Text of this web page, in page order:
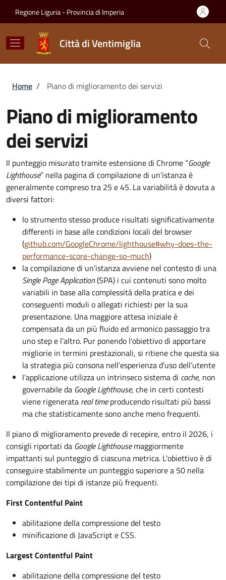
Regione Liguria - Provincia di Imperia
Città di Ventimiglia
Briciole di pane
Home / Piano di miglioramento dei servizi
Piano di miglioramento
dei servizi
Il punteggio misurato tramite estensione di Chrome “Google
Lighthouse” nella pagina di compilazione di un’istanza è
generalmente compreso tra 25 e 45. La variabilità è dovuta a
diversi fattori:
lo strumento stesso produce risultati significativamente
differenti in base alle condizioni locali del browser
(github.com/GoogleChrome/lighthouse#why-does-the-
performance-score-change-so-much)
la compilazione di un’istanza avviene nel contesto di una
Single Page Application(SPA) i cui contenuti sono molto
variabili in base alla complessità della pratica e dei
conseguenti moduli o allegati richiesti per la sua
presentazione. Una maggiore attesa iniziale è
compensata da un più fluido ed armonico passaggio tra
uno step e l’altro. Pur ponendo l'obiettivo di apportare
migliorie in termini prestazionali, si ritiene che questa sia
la strategia più consona nell’esperienza d’uso dell’utente
l’applicazione utilizza un intrinseco sistema di cache, non
governabile da Google Lighthouse, che in certi contesti
viene rigenerata real timeproducendo risultati più bassi
ma che statisticamente sono anche meno frequenti.
Il piano di miglioramento prevede di recepire, entro il 2026, i
consigli riportati da Google Lighthousemaggiormente
impattanti sul punteggio di ciascuna metrica. L'obiettivo è di
conseguire stabilmente un punteggio superiore a 50 nella
compilazione dei tipi di istanze più frequenti.
First Contentful Paint
abilitazione della compressione del testo
minificazione di JavaScript e CSS.
Largest Contentful Paint
abilitazione della compressione del testo